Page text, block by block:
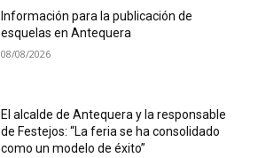
Información para la publicación de
esquelas en Antequera
08/08/2026
El alcalde de Antequera y la responsable
de Festejos: “La feria se ha consolidado
como un modelo de éxito”